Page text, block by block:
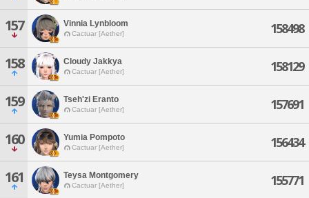
157 Vinnia Lynbloom
Cactuar [Aether] 158498
158 Cloudy Jakkya
Cactuar [Aether] 158129
159 Tseh'zi Eranto
Cactuar [Aether] 157691
160 Yumia Pompoto
Cactuar [Aether] 156434
161 Teysa Montgomery
Cactuar [Aether] 155771